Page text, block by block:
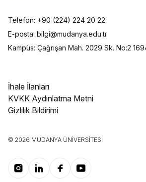
Telefon: +90 (224) 224 20 22
E-posta: bilgi@mudanya.edu.tr
Kampüs: Çağrışan Mah. 2029 Sk. No:2
İhale İlanları
KVKK Aydınlatma Metni
Gizlilik Bildirimi
© 2026 MUDANYA ÜNIVERSITESI